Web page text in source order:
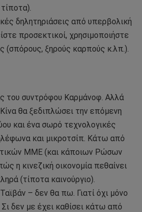
δηλητηριάσεις από υπερβολική
προσεκτικοί, χρησιμοποιήστε
(σπόρους, ξηρούς καρπούς κ.λπ.).
του συντρόφου Καρμάνοφ. Αλλά
θα ξεδιπλώσει την επόμενη
και ένα σωρό τεχνολογικές
και μικροτσίπ. Κάτω από
ΜΜΕ (και κάποιων Ρώσων
η κινεζική οικονομία πεθαίνει
(τίποτα καινούργιο).
– δεν θα πω. Γιατί όχι μόνο
δεν με έχει καθίσει κάτω από